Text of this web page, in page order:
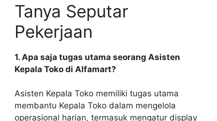
Tanya Seputar
Pekerjaan
1. Apa saja tugas utama seorang Asisten
Kepala Toko di Alfamart?
Asisten Kepala Toko memiliki tugas utama
membantu Kepala Toko dalam mengelola
operasional harian, termasuk mengatur display